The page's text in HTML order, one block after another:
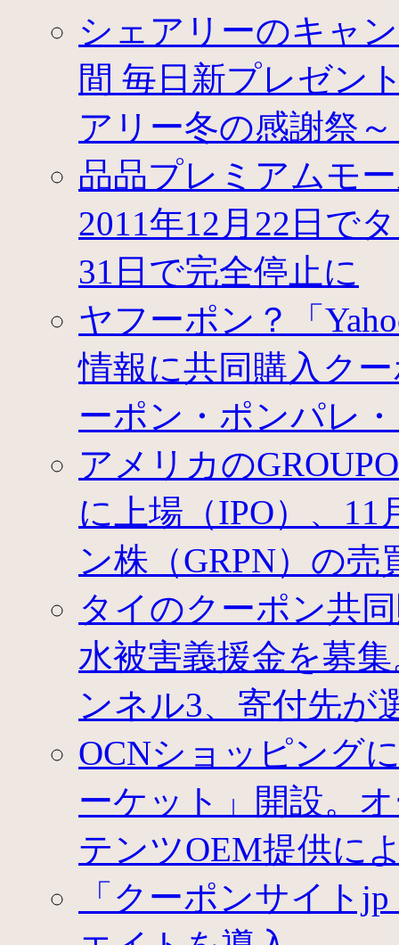
シェアリーのキャ
間 毎日新プレゼン
アリー冬の感謝祭
品品プレミアムモ
2011年12月22日で
31日で完全停止に
ヤフーポン？「
情報に共同購入ク
ーポン・ポンパレ
アメリカの
に上場（IPO）、
ン株（GRPN）の売
タイのクーポン共
水被害義援金を募
ンネル3、寄付先が
OCNショッピング
ーケット」開設。
テンツOEM提供に
「クーポンサイト